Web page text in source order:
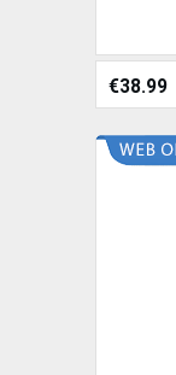
€38.99